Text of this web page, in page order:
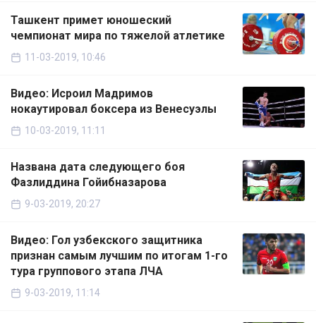
Ташкент примет юношеский
чемпионат мира по тяжелой атлетике
11-03-2019, 10:46
Видео: Исроил Мадримов
нокаутировал боксера из Венесуэлы
10-03-2019, 11:11
Названа дата следующего боя
Фазлиддина Гойибназарова
9-03-2019, 20:27
Видео: Гол узбекского защитника
признан самым лучшим по итогам 1-го
тура группового этапа ЛЧА
9-03-2019, 11:14